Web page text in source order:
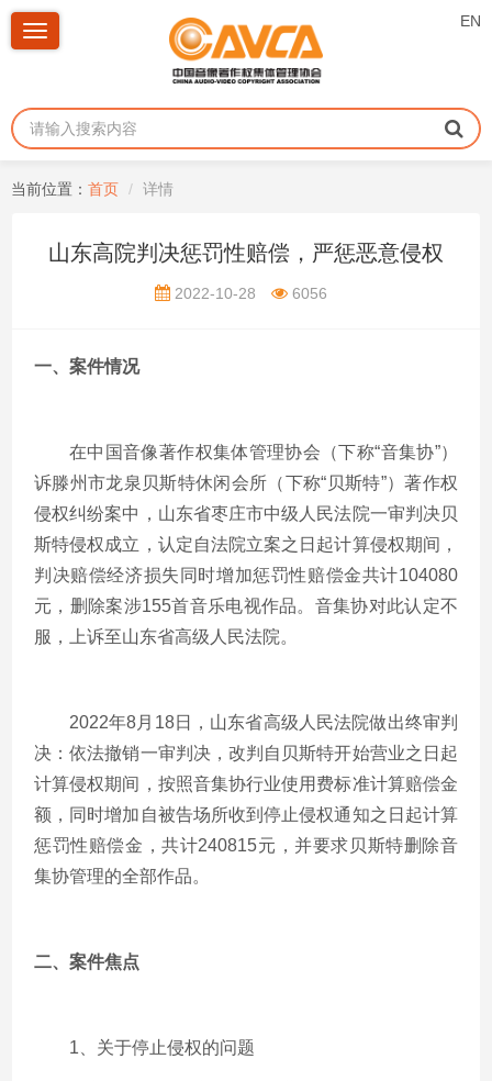
EN
Toggle
当前位置： 首页 详情
山东高院判决惩罚性赔偿，严惩恶意侵权
2022-10-28 6056
一、案件情况
在中国音像著作权集体管理协会（下称“音集协”）
诉滕州市龙泉贝斯特休闲会所（下称“贝斯特”）著作权
侵权纠纷案中，山东省枣庄市中级人民法院一审判决贝
斯特侵权成立，认定自法院立案之日起计算侵权期间，
判决赔偿经济损失同时增加惩罚性赔偿金共计104080
元，删除案涉155首音乐电视作品。音集协对此认定不
服，上诉至山东省高级人民法院。
2022年8月 18日，山东省高级人民法院做出终审判
决：依法撤销一审判决，改判自贝斯特开始营业之日起
计算侵权期间，按照音集协行业使用费标准计算赔偿金
额，同时增加自被告场所收到停止侵权通知之日起计算
惩罚性赔偿金，共计240815元，并要求贝斯特删除音
集协管理的全部作品。
二、案件焦点
1、关于停止侵权的问题